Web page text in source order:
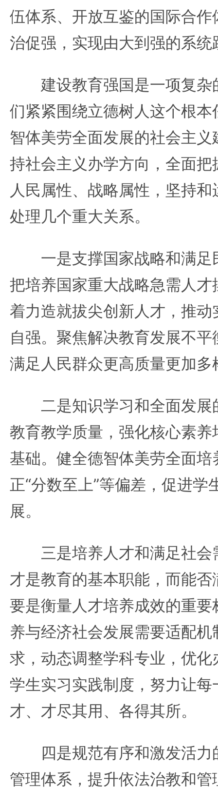
伍体系、开放互鉴的国际合
治促强，实现由大到强的系统
建设教育强国是一项复杂
们紧紧围绕立德树人这个根
智体美劳全面发展的社会主
持社会主义办学方向，全面
人民属性、战略属性，坚持
处理几个重大关系。
一是支撑国家战略和满足
把培养国家重大战略急需人
着力造就拔尖创新人才，推
自强。聚焦解决教育发展不
满足人民群众更高质量更加
二是知识学习和全面发展
教育教学质量，强化核心素
基础。健全德智体美劳全面
正“分数至上”等偏差，促进学
展。
三是培养人才和满足社会
才是教育的基本职能，而能
要是衡量人才培养成效的重
养与经济社会发展需要适配
求，动态调整学科专业，优
学生实习实践制度，努力让
才、才尽其用、各得其所。
四是规范有序和激发活力
管理体系，提升依法治教和